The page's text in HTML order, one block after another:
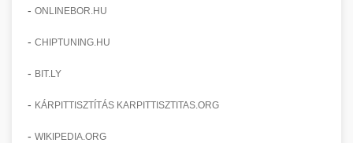
- ONLINEBOR.HU
- CHIPTUNING.HU
- BIT.LY
- KÁRPITTISZTÍTÁS KARPITTISZTITAS.ORG
- WIKIPEDIA.ORG